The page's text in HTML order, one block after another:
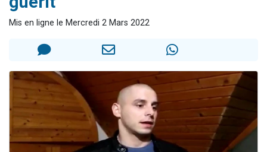
Il reste 49 places pour étudier en groupe sur Zoom
Ariel vient de donner son Maasser
4 personnes viennent de nous rejoindre sur WhatsApp
Mis en ligne le Mercredi 2 Mars 2022